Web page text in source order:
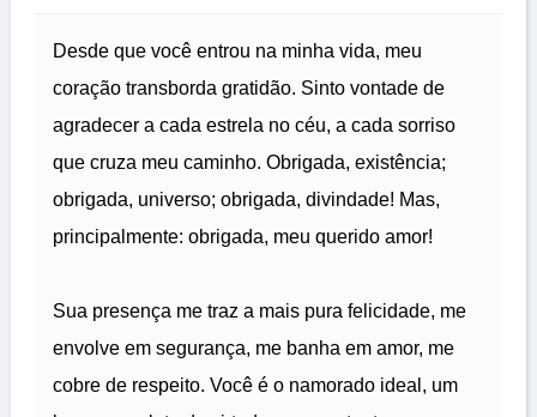
Desde que você entrou na minha vida, meu
coração transborda gratidão. Sinto vontade de
agradecer a cada estrela no céu, a cada sorriso
que cruza meu caminho. Obrigada, existência;
obrigada, universo; obrigada, divindade! Mas,
principalmente: obrigada, meu querido amor!
Sua presença me traz a mais pura felicidade, me
envolve em segurança, me banha em amor, me
cobre de respeito. Você é o namorado ideal, um